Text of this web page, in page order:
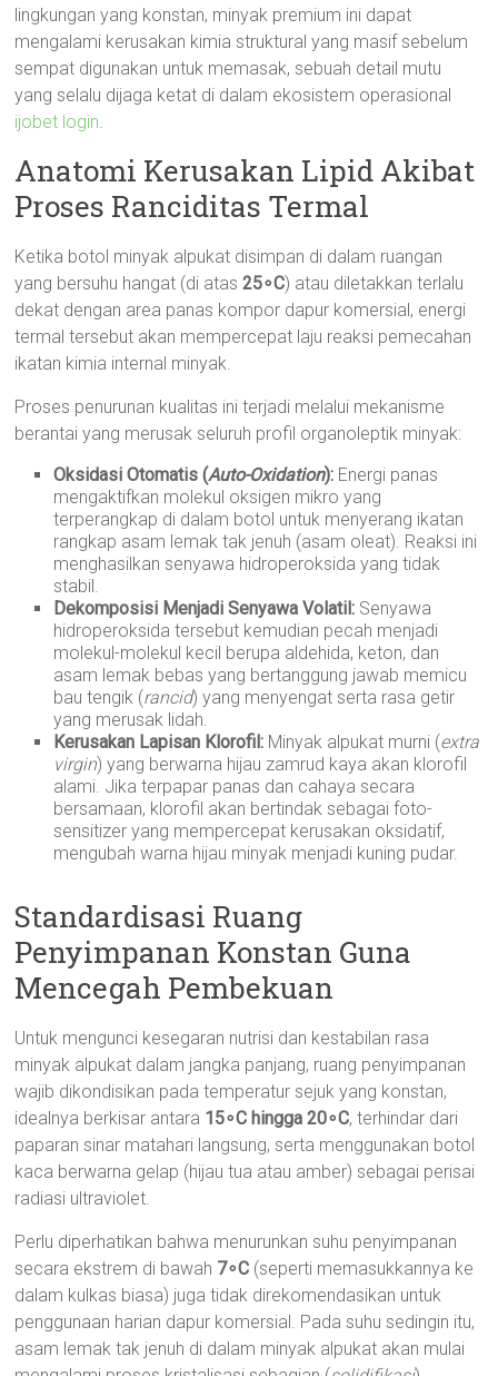
lingkungan yang konstan, minyak premium ini dapat
mengalami kerusakan kimia struktural yang masif sebelum
sempat digunakan untuk memasak, sebuah detail mutu
yang selalu dijaga ketat di dalam ekosistem operasional
ijobet login.
Anatomi Kerusakan Lipid Akibat
Proses Ranciditas Termal
Ketika botol minyak alpukat disimpan di dalam ruangan
yang bersuhu hangat (di atas25∘C) atau diletakkan terlalu
dekat dengan area panas kompor dapur komersial, energi
termal tersebut akan mempercepat laju reaksi pemecahan
ikatan kimia internal minyak.
Proses penurunan kualitas ini terjadi melalui mekanisme
berantai yang merusak seluruh profil organoleptik minyak:
Oksidasi Otomatis (Auto-Oxidation): Energi panas
mengaktifkan molekul oksigen mikro yang
terperangkap di dalam botol untuk menyerang ikatan
rangkap asam lemak tak jenuh (asam oleat). Reaksi ini
menghasilkan senyawa hidroperoksida yang tidak
stabil.
Dekomposisi Menjadi Senyawa Volatil: Senyawa
hidroperoksida tersebut kemudian pecah menjadi
molekul-molekul kecil berupa aldehida, keton, dan
asam lemak bebas yang bertanggung jawab memicu
bau tengik (rancid) yang menyengat serta rasa getir
yang merusak lidah.
Kerusakan Lapisan Klorofil: Minyak alpukat murni (extra
virgin) yang berwarna hijau zamrud kaya akan klorofil
alami. Jika terpapar panas dan cahaya secara
bersamaan, klorofil akan bertindak sebagai foto-
sensitizer yang mempercepat kerusakan oksidatif,
mengubah warna hijau minyak menjadi kuning pudar.
Standardisasi Ruang
Penyimpanan Konstan Guna
Mencegah Pembekuan
Untuk mengunci kesegaran nutrisi dan kestabilan rasa
minyak alpukat dalam jangka panjang, ruang penyimpanan
wajib dikondisikan pada temperatur sejuk yang konstan,
idealnya berkisar antara 15∘C hingga 20∘C, terhindar dari
paparan sinar matahari langsung, serta menggunakan botol
kaca berwarna gelap (hijau tua atau amber) sebagai perisai
radiasi ultraviolet.
Perlu diperhatikan bahwa menurunkan suhu penyimpanan
secara ekstrem di bawah 7∘C (seperti memasukkannya ke
dalam kulkas biasa) juga tidak direkomendasikan untuk
penggunaan harian dapur komersial. Pada suhu sedingin itu,
asam lemak tak jenuh di dalam minyak alpukat akan mulai